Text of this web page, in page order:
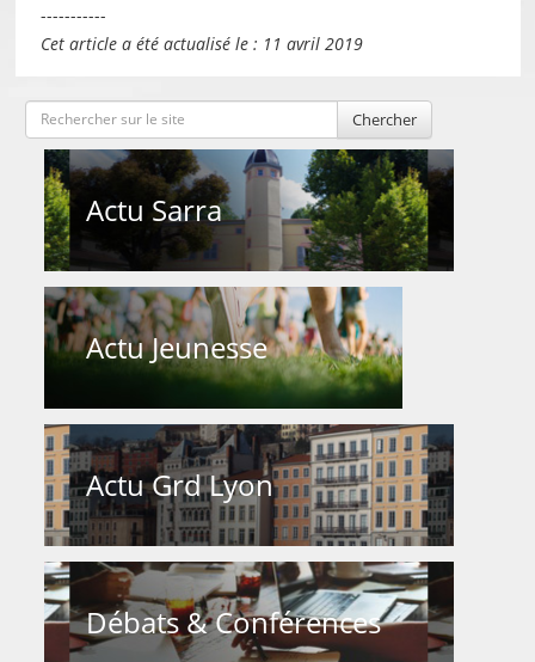
-----------
Cet article a été actualisé le : 11 avril 2019
Chercher
Actu Sarra
Actu Jeunesse
Actu Grd Lyon
Débats & Conférences